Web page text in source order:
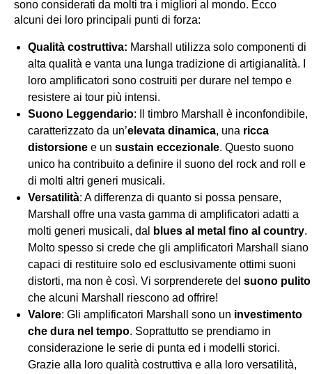
sono considerati da molti tra i migliori al mondo. Ecco
alcuni dei loro principali punti di forza:
Qualità costruttiva: Marshall utilizza solo componenti di
alta qualità e vanta una lunga tradizione di artigianalità. I
loro amplificatori sono costruiti per durare nel tempo e
resistere ai tour più intensi.
Suono Leggendario: Il timbro Marshall è inconfondibile,
caratterizzato da un’elevata dinamica, una ricca
distorsione e un sustain eccezionale. Questo suono
unico ha contribuito a definire il suono del rock and roll e
di molti altri generi musicali.
Versatilità: A differenza di quanto si possa pensare,
Marshall offre una vasta gamma di amplificatori adatti a
molti generi musicali, dal
blues al metal fino al country.
Molto spesso si crede che gli amplificatori Marshall siano
capaci di restituire solo ed esclusivamente ottimi suoni
distorti, ma non è così. Vi sorprenderete del suono pulito
che alcuni Marshall riescono ad offrire!
Valore: Gli amplificatori Marshall sono un investimento
che dura nel tempo. Soprattutto se prendiamo in
considerazione le serie di punta ed i modelli storici.
Grazie alla loro qualità costruttiva e alla loro versatilità,